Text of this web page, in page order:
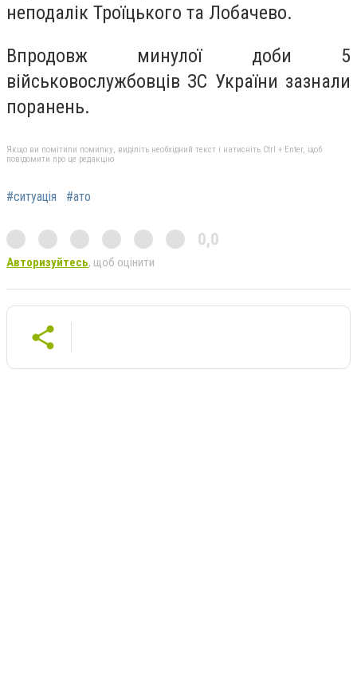
неподалік Троїцького та Лобачево.
Впродовж минулої доби 5
військовослужбовців ЗС України зазнали
поранень.
Якщо ви помітили помилку, виділіть необхідний текст і натисніть Ctrl + Enter, щоб
повідомити про це редакцію
#ситуація #ато
0,0
Авторизуйтесь, щоб оцінити